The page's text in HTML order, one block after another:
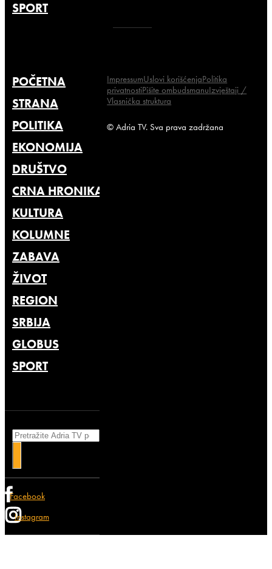
SPORT
POČETNA
STRANA
POLITIKA
EKONOMIJA
DRUŠTVO
CRNA HRONIKA
KULTURA
KOLUMNE
ZABAVA
ŽIVOT
REGION
SRBIJA
GLOBUS
SPORT
Facebook
Instagram
ImpressumUslovi korišćenjaPolitika
privatnostiPišite ombudsmanuIzvještaji /
Vlasnička struktura
© Adria TV. Sva prava zadržana